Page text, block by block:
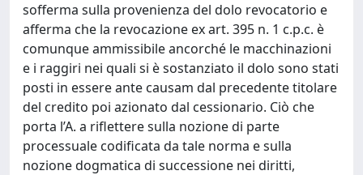
sofferma sulla provenienza del dolo revocatorio e
afferma che la revocazione ex art. 395 n. 1 c.p.c. è
comunque ammissibile ancorché le macchinazioni
e i raggiri nei quali si è sostanziato il dolo sono stati
posti in essere ante causam dal precedente titolare
del credito poi azionato dal cessionario. Ciò che
porta l’A. a riflettere sulla nozione di parte
processuale codificata da tale norma e sulla
nozione dogmatica di successione nei diritti,